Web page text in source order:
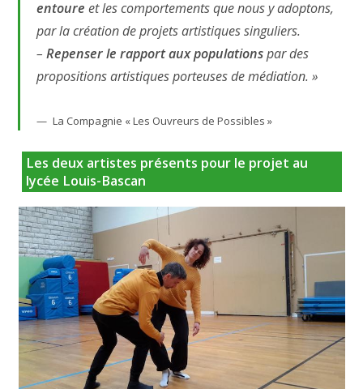
entoureet les comportements que nous y adoptons,
par la création de projets artistiques singuliers.
–Repenser le rapport aux populationspar des
propositions artistiques porteuses de médiation. »
La Compagnie « Les Ouvreurs de Possibles »
Les deux artistes présents pour le projet au
lycée Louis-Bascan